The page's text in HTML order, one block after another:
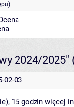
2024/2025"
02-03
15 godzin więcej